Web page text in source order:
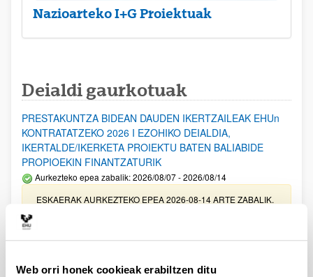
Web orri honek cookieak erabiltzen ditu
Nazioarteko I+G Proiektuak
Deialdi gaurkotuak
PRESTAKUNTZA BIDEAN DAUDEN IKERTZAILEAK EHUn
KONTRATATZEKO 2026 I EZOHIKO DEIALDIA,
IKERTALDE/IKERKETA PROIEKTU BATEN BALIABIDE
PROPIOEKIN FINANTZATURIK
Aurkezteko epea zabalik: 2026/08/07 - 2026/08/14
ESKAERAK AURKEZTEKO EPEA 2026-08-14 ARTE ZABALIK.
UPV/EHUn Azpiegitura Zientifikoa eta Funts Bibliografikoak